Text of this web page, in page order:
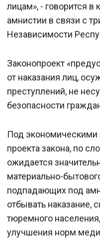
лицам», - говорится в
амнистии в связи с
Независимости
Законопроект
от наказания лиц,
преступлений, не
безопасности
Под экономическими
проекта закона, по
ожидается
материально-
подпадающих под
отбывать наказание,
тюремного
улучшения норм